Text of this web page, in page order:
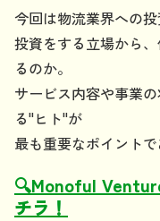
今回は物流業界への
投資をする立場から
るのか。
サービス内容や事業
る"ヒト"が
最も重要なポイント
🔍Monoful
チラ！